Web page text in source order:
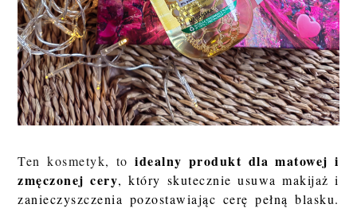
Ten kosmetyk, to idealny produkt dla matowej i
zmęczonej cery, który skutecznie usuwa makijaż i
zanieczyszczenia pozostawiając cerę pełną blasku.